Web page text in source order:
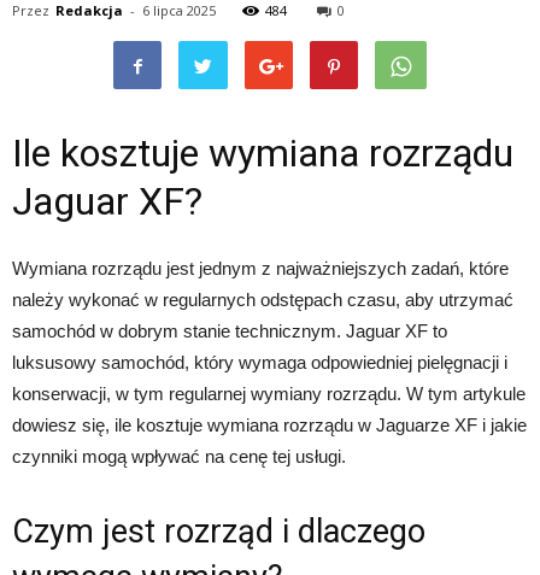
Przez Redakcja - 6 lipca 2025 484 0
Ile kosztuje wymiana rozrządu
Jaguar XF?
Wymiana rozrządu jest jednym z najważniejszych zadań, które
należy wykonać w regularnych odstępach czasu, aby utrzymać
samochód w dobrym stanie technicznym. Jaguar XF to
luksusowy samochód, który wymaga odpowiedniej pielęgnacji i
konserwacji, w tym regularnej wymiany rozrządu. W tym artykule
dowiesz się, ile kosztuje wymiana rozrządu w Jaguarze XF i jakie
czynniki mogą wpływać na cenę tej usługi.
Czym jest rozrząd i dlaczego